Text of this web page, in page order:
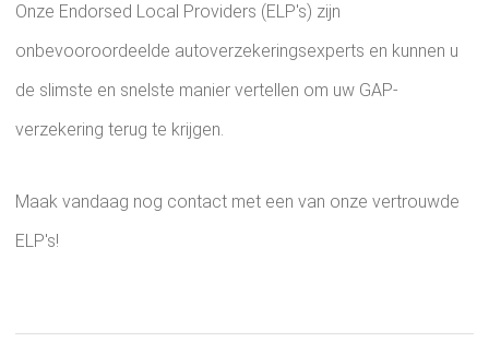
Onze Endorsed Local Providers (ELP's) zijn
onbevooroordeelde autoverzekeringsexperts en kunnen u
de slimste en snelste manier vertellen om uw GAP-
verzekering terug te krijgen.
Maak vandaag nog contact met een van onze vertrouwde
ELP's!